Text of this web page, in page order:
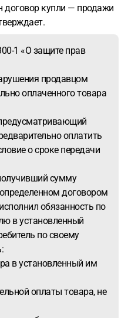
купли — продажи
1 «О защите прав
продавцом
оплаченного товара
оплатить
о сроке передачи
сумму
договором
обязанность по
в установленный
по своему
в установленный им
оплаты товара, не